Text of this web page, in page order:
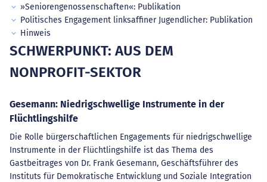
»Seniorengenossenschaften«: Publikation
Politisches Engagement linksaffiner Jugendlicher: Publikation
Hinweis
SCHWERPUNKT: AUS DEM
NONPROFIT-SEKTOR
Gesemann: Niedrigschwellige Instrumente in der
Flüchtlingshilfe
Die Rolle bürgerschaftlichen Engagements für niedrigschwellige
Instrumente in der Flüchtlingshilfe ist das Thema des
Gastbeitrages von Dr. Frank Gesemann, Geschäftsführer des
Instituts für Demokratische Entwicklung und Soziale Integration